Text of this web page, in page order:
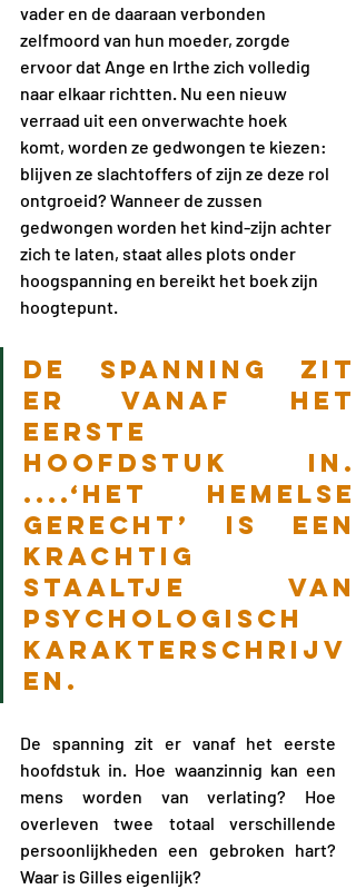
vader en de daaraan verbonden
zelfmoord van hun moeder, zorgde
ervoor dat Ange en Irthe zich volledig
naar elkaar richtten. Nu een nieuw
verraad uit een onverwachte hoek
komt, worden ze gedwongen te kiezen:
blijven ze slachtoffers of zijn ze deze rol
ontgroeid? Wanneer de zussen
gedwongen worden het kind-zijn achter
zich te laten, staat alles plots onder
hoogspanning en bereikt het boek zijn
hoogtepunt.
De spanning zit
er vanaf het
eerste
hoofdstuk in.
....‘Het Hemelse
Gerecht’ is een
krachtig
staaltje van
psychologisch
karakterschrijv
en.
De spanning zit er vanaf het eerste
hoofdstuk in. Hoe waanzinnig kan een
mens worden van verlating? Hoe
overleven twee totaal verschillende
persoonlijkheden een gebroken hart?
Waar is Gilles eigenlijk?